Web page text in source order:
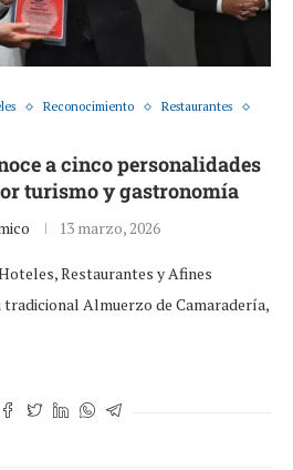
Reconocimiento
Restaurantes
a cinco personalidades
turismo y gastronomía
13 marzo, 2026
Restaurantes y Afines
tradicional Almuerzo de Camaradería,